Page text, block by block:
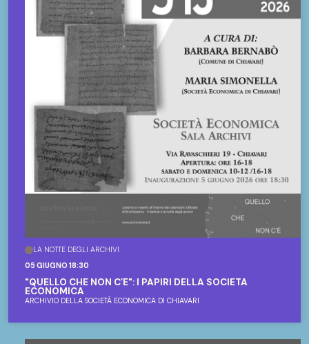
LA NOTTE DEGLI ARCHIVI
05 GIUGNO 18:30
"QUELLO CHE NON C’È": I PAPIRI DELLA SOCIETÀ
ECONOMICA
ARCHIVIO DELLA SOCIETÀ ECONOMICA DI CHIAVARI